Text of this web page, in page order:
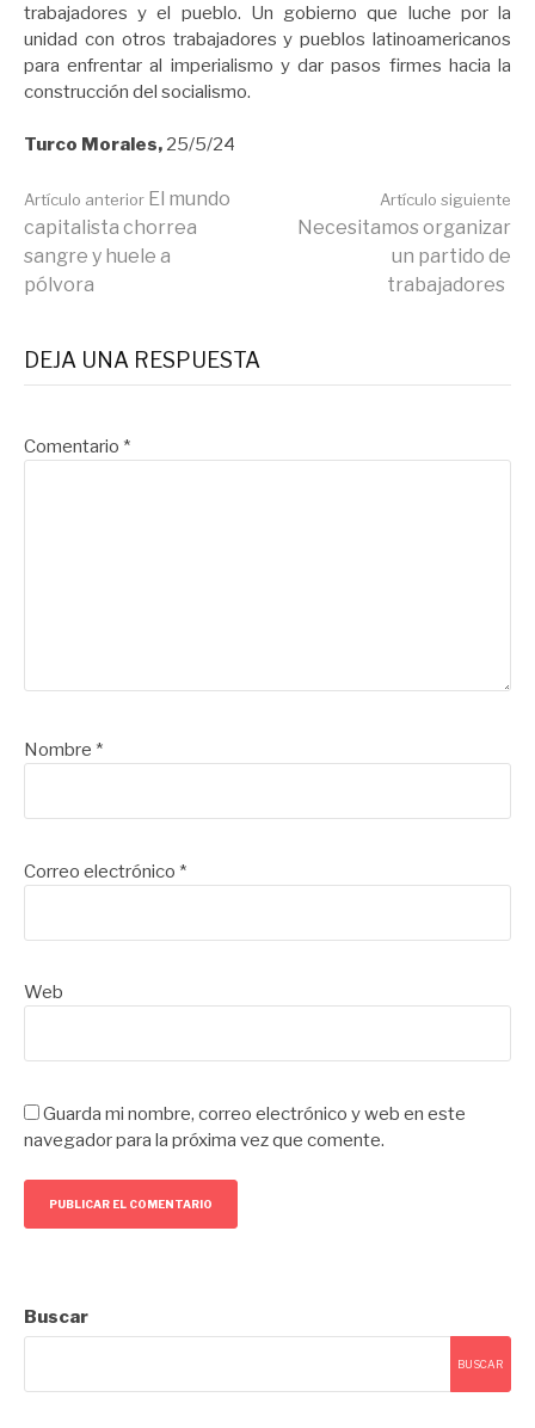
trabajadores y el pueblo. Un gobierno que luche por la
unidad con otros trabajadores y pueblos latinoamericanos
para enfrentar al imperialismo y dar pasos firmes hacia la
construcción del socialismo.
Turco Morales, 25/5/24
Seguir
leyendo
Artículo anterior El mundo
capitalista chorrea
sangre y huele a
pólvora
Artículo siguiente
Necesitamos organizar
un partido de
trabajadores
DEJA UNA RESPUESTA
Comentario *
Nombre *
Correo electrónico *
Web
Guarda mi nombre, correo electrónico y web en este
navegador para la próxima vez que comente.
Buscar
BUSCAR